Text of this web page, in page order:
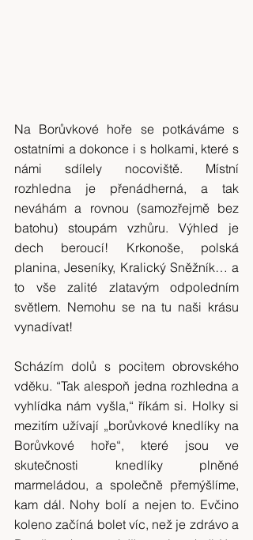
Na Borůvkové hoře se potkáváme s
ostatními a dokonce i s holkami, které s
námi sdílely nocoviště. Místní
rozhledna je přenádherná, a tak
neváhám a rovnou (samozřejmě bez
batohu) stoupám vzhůru. Výhled je
dech beroucí! Krkonoše, polská
planina, Jeseníky, Kralický Sněžník… a
to vše zalité zlatavým odpoledním
světlem. Nemohu se na tu naši krásu
vynadívat!
Scházím dolů s pocitem obrovského
vděku. “Tak alespoň jedna rozhledna a
vyhlídka nám vyšla,“ říkám si. Holky si
mezitím užívají „borůvkové knedlíky na
Borůvkové hoře“, které jsou ve
skutečnosti knedlíky plněné
marmeládou, a společně přemýšlíme,
kam dál. Nohy bolí a nejen to. Evčino
koleno začíná bolet víc, než je zdrávo a